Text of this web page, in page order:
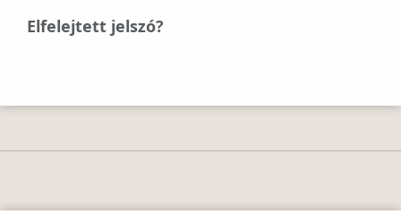
Elfelejtett jelszó?